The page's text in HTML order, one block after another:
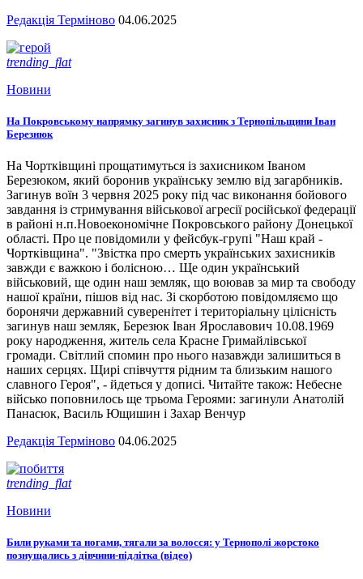
Редакція Терміново 04.06.2025
trending_flat
Новини
На Покровському напрямку загинув захисник з Тернопільщини Іван
Березнюк
На Чортківщині прощатимуться із захисником Іваном
Березюком, який боронив українську землю від загарбників.
Загинув воїн 3 червня 2025 року під час виконання бойового
завдання із стримування військової агресії російської федерації
в районі н.п.Новоекономічне Покровського району Донецької
області. Про це повідомили у фейсбук-групі "Наш край -
Чортківщина". "Звістка про смерть українських захисників
завжди є важкою і болісною… Ще один український
військовий, ще один наш земляк, що воював за мир та свободу
нашої країни, пішов від нас. Зі скорботою повідомляємо що
боронячи державний суверенітет і територіальну цілісність
загинув наш земляк, Березюк Іван Ярославович 10.08.1969
року народження, житель села Красне Гримайлівської
громади. Світлий спомин про нього назавжди залишиться в
наших серцях. Щирі співчуття рідним та близьким нашого
славного Героя", - йдеться у дописі. Читайте також: Небесне
військо поповнилось ще трьома Героями: загинули Анатолій
Панасюк, Василь Ющишин і Захар Венчур
Редакція Терміново 04.06.2025
trending_flat
Новини
Били руками та ногами, тягали за волосся: у Тернополі жорстоко
познущались з дівчини-підлітка (відео)